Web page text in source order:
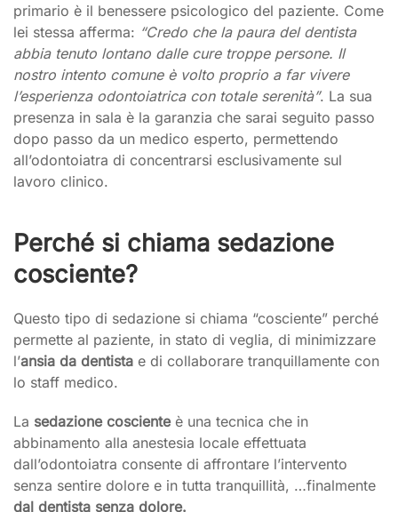
primario è il benessere psicologico del paziente. Come
lei stessa afferma: “Credo che la paura del dentista
abbia tenuto lontano dalle cure troppe persone. Il
nostro intento comune è volto proprio a far vivere
l’esperienza odontoiatrica con totale serenità”. La sua
presenza in sala è la garanzia che sarai seguito passo
dopo passo da un medico esperto, permettendo
all’odontoiatra di concentrarsi esclusivamente sul
lavoro clinico.
Perché si chiama sedazione
cosciente?
Questo tipo di sedazione si chiama “cosciente” perché
permette al paziente, in stato di veglia, di minimizzare
l’ansia da dentista e di collaborare tranquillamente con
lo staff medico.
La sedazione coscienteè una tecnica che in
abbinamento alla anestesia locale effettuata
dall’odontoiatra consente di affrontare l’intervento
senza sentire dolore e in tutta tranquillità, …finalmente
dal dentista senza dolore.